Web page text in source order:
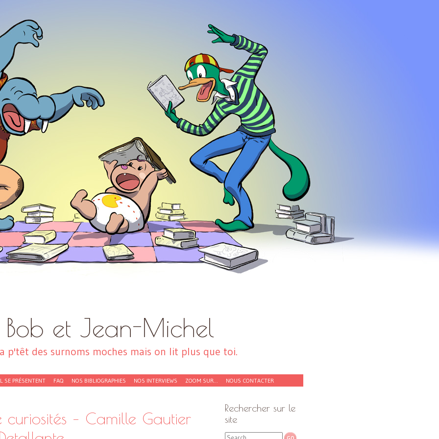
Bob et Jean-Michel
p'têt des surnoms moches mais on lit plus que toi.
SE PRÉSENTENT FAQ NOS BIBLIOGRAPHIES NOS INTERVIEWS ZOOM SUR… NOUS CONTACTER
– Camille Gautier
Rechercher sur le
site
Search